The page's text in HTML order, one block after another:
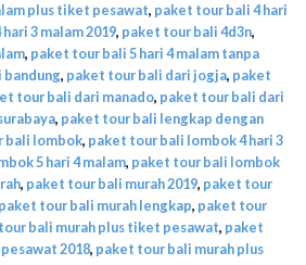
plus tiket pesawat, paket tour bali 4 hari
3 malam 2019, paket tour bali 4d3n,
, paket tour bali 5 hari 4 malam tanpa
, paket tour bali dari jogja, paket
tour bali dari manado, paket tour bali dari
, paket tour bali lengkap dengan
bali lombok, paket tour bali lombok 4 hari 3
5 hari 4 malam, paket tour bali lombok
, paket tour bali murah 2019, paket tour
paket tour bali murah lengkap, paket tour
bali murah plus tiket pesawat, paket
2018, paket tour bali murah plus